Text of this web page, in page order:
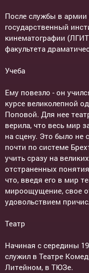
После службы в армии
государственный
кинематографии
факультета
Учеба
Ему повезло - он
курсе великолепной
Поповой. Для нее
верила, что весь мир
на сцену. Это было не
почти по системе
учить сразу на
отстраненных
что, введя его в мир
мироощущение, свое
удовольствием
Театр
Начиная с середины
служил в Театре
Литейном, в ТЮЗе.